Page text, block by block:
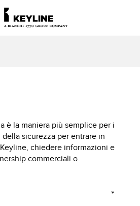
è la maniera più semplice per i
sicurezza per entrare in
chiedere informazioni e
commerciali o